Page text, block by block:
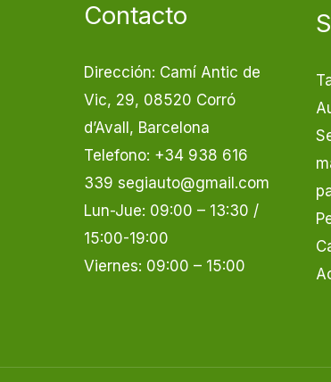
Contacto
Dirección: Camí Antic de
Vic, 29, 08520 Corró
d’Avall, Barcelona
Telefono: +34 938 616
339 segiauto@gmail.com
Lun-Jue: 09:00 – 13:30 /
15:00-19:00
Viernes: 09:00 – 15:00